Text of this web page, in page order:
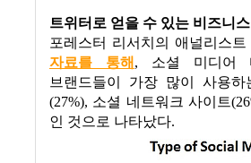
트위터로 얻을 수 있는 비즈니
포레스터 리서치의 애널리스트
자료를 통해 , 소셜 미디어
브랜드들이 가장 많이 사용하
(27%), 소셜 네트워크 사이트
인 것으로 나타났다.